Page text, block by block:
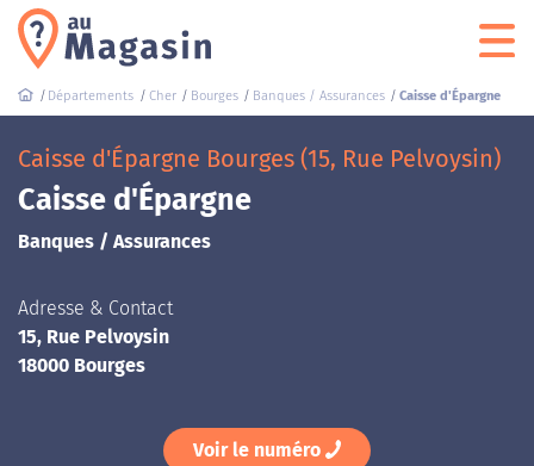
Départements Cher Bourges Banques / Assurances Caisse d'Épargne
Caisse d'Épargne Bourges (15, Rue Pelvoysin)
Caisse d'Épargne
Banques / Assurances
Adresse & Contact
15, Rue Pelvoysin
18000 Bourges
Voir le numéro